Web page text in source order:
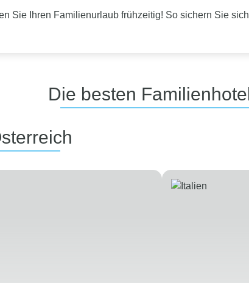
Sie Ihren Familienurlaub frühzeitig! So sichern Sie
Die besten